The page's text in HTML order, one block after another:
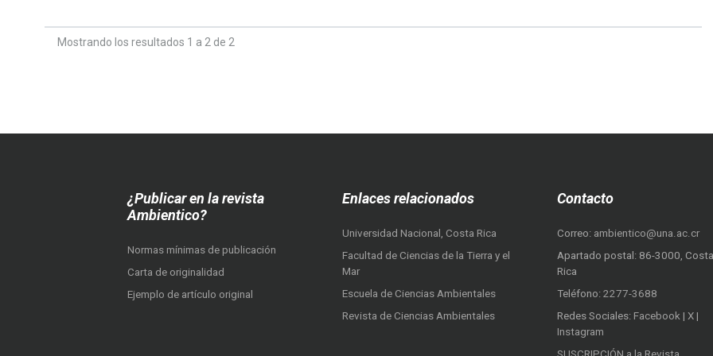
Mostrando los resultados 1 a 2 de 2
¿Publicar en la revista
Ambientico?
Normas mínimas de publicación
Carta de originalidad
Ejemplo de artículo original
Enlaces relacionados
Universidad Nacional, Costa Rica
Facultad de Ciencias de la Tierra y el
Mar
Escuela de Ciencias Ambientales
Revista de Ciencias Ambientales
Contacto
Correo: ambientico@una.ac.cr
Apartado postal: 86-3000, Costa
Rica
Teléfono: 2277-3688
Redes Sociales: Facebook | X |
Instagram